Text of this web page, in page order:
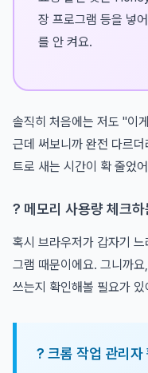
장 프로그램 등을 넣
를 안 켜요.
솔직히 처음에는 저도 "이
근데 써보니까 완전 다르
트로 새는 시간이 확 줄었
? 메모리 사용량 체크하
혹시 브라우저가 갑자기
그램 때문이에요. 그니까
쓰는지 확인해볼 필요가 있
? 크롬 작업 관리자